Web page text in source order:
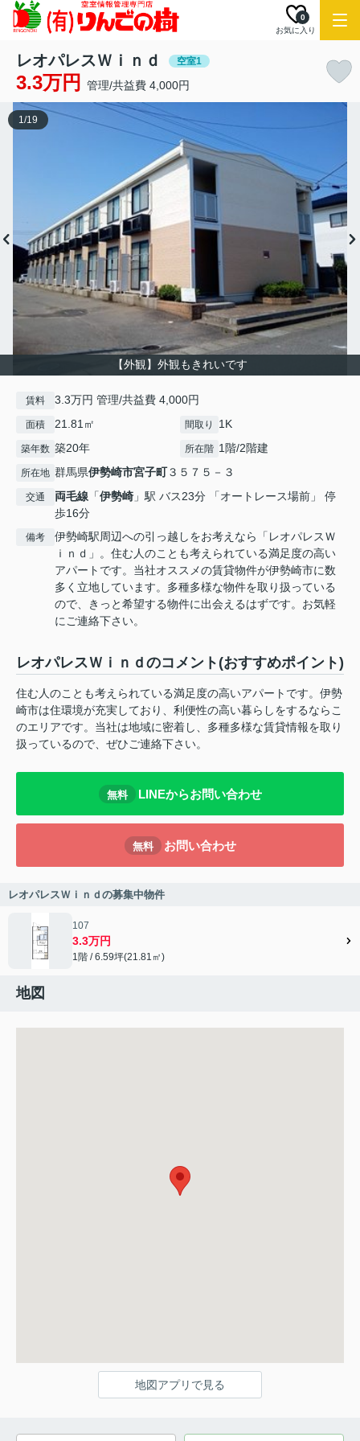
お気に入り
0
レオパレスＷｉｎｄ 空室1
3.3万円 管理/共益費 4,000円
【外観】外観もきれいです
1/19
賃料 3.3万円 管理/共益費 4,000円
面積 21.81㎡ 間取り 1K
築年数 築20年 所在階 1階/2階建
所在地 群馬県伊勢崎市宮子町３５７５－３
交通 両毛線 「伊勢崎 」駅 バス23分 「オートレース場前」 停
歩16分
備考
伊勢崎駅周辺への引っ越しをお考えなら「レオパレスＷ
ｉｎｄ」。住む人のことも考えられている満足度の高い
アパートです。当社オススメの賃貸物件が伊勢崎市に数
多く立地しています。多種多様な物件を取り扱っている
ので、きっと希望する物件に出会えるはずです。お気軽
にご連絡下さい。
レオパレスＷｉｎｄのコメント(おすすめポイント)
住む人のことも考えられている満足度の高いアパートです。伊勢
崎市は住環境が充実しており、利便性の高い暮らしをするならこ
のエリアです。当社は地域に密着し、多種多様な賃貸情報を取り
扱っているので、ぜひご連絡下さい。
無料 LINEからお問い合わせ
無料 お問い合わせ
レオパレスＷｉｎｄの募集中物件
107
3.3万円
1階 / 6.59坪(21.81㎡)
地図
地図アプリで見る